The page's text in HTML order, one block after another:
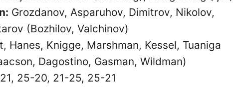
Grozdanov, Asparuhov, Dimitrov, Nikolov,
(Bozhilov, Valchinov)
Hanes, Knigge, Marshman, Kessel, Tuaniga
Dagostino, Gasman, Wildman)
25-20, 21-25, 25-21